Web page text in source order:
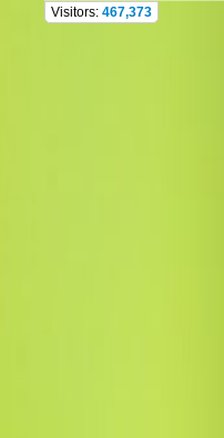
Visitors: 467,373